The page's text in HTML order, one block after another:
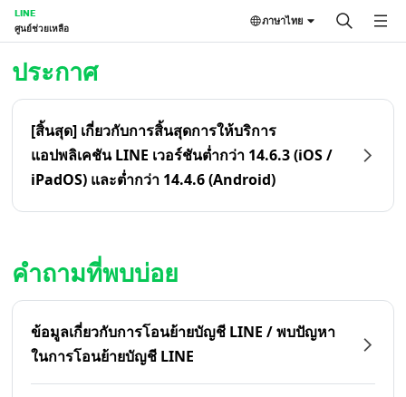
LINE
ศูนย์ช่วยเหลือ
ภาษาไทย
ประกาศ
[สิ้นสุด] เกี่ยวกับการสิ้นสุดการให้บริการ
แอปพลิเคชัน LINE เวอร์ชันต่ำกว่า 14.6.3 (iOS /
iPadOS) และต่ำกว่า 14.4.6 (Android)
คำถามที่พบบ่อย
ข้อมูลเกี่ยวกับการโอนย้ายบัญชี LINE / พบปัญหา
ในการโอนย้ายบัญชี LINE